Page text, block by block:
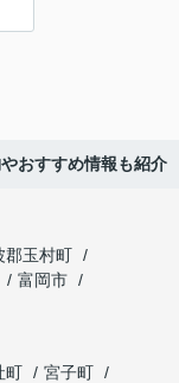
おすすめ情報も紹介
郡玉村町
富岡市
町
宮子町